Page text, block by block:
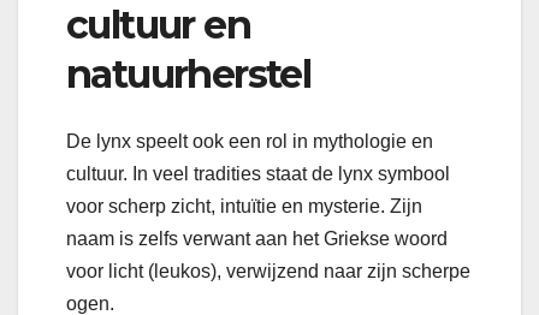
cultuur en
natuurherstel
De lynx speelt ook een rol in mythologie en
cultuur. In veel tradities staat de lynx symbool
voor scherp zicht, intuïtie en mysterie. Zijn
naam is zelfs verwant aan het Griekse woord
voor licht (leukos), verwijzend naar zijn scherpe
ogen.